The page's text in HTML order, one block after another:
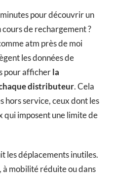
pour découvrir un
de rechargement ?
atm près de moi
les données de
pour afficherla
distributeur. Cela
hors service, ceux dont les
qui imposent une limite de
les déplacements inutiles.
à mobilité réduite ou dans